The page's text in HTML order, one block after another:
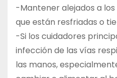
-Mantener alejados a
que están resfriadas o
-Si los cuidadores
infección de las vías
las manos,